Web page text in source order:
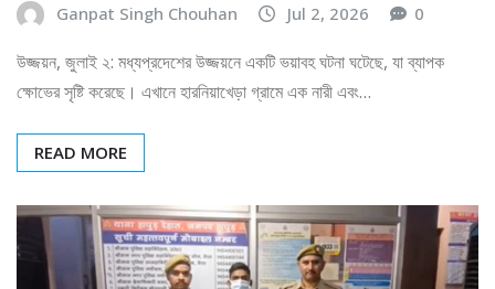
Ganpat Singh Chouhan Jul 2, 2026 0
উজ্জয়ন, জুলাই ২: মধ্যপ্রদেশের উজ্জয়নে একটি ভয়াবহ ঘটনা ঘটেছে, যা ব্যাপক
ক্ষোভের সৃষ্টি করেছে। এখানে হারনিয়াখেড়া গ্রামে এক নারী এবং…
READ MORE